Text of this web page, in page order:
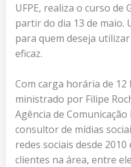
UFPE, realiza o curso de
partir do dia 13 de maio.
para quem deseja
eficaz.
Com carga horária de
ministrado por Filipe
Agência de
consultor de mídias
redes sociais desde
clientes na área, entre